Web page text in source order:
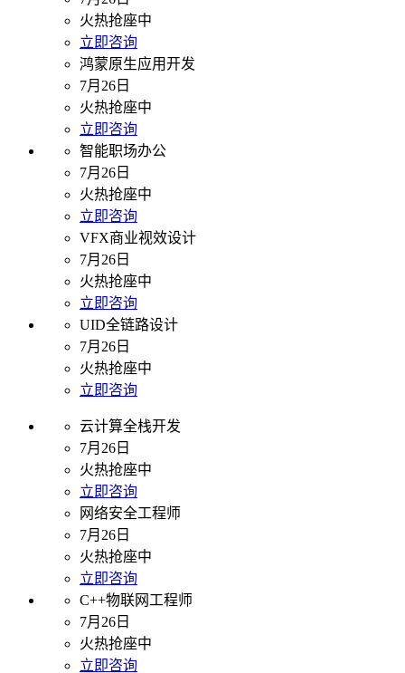
火热抢座中
立即咨询
鸿蒙原生应用开发
7月26日
火热抢座中
立即咨询
智能职场办公
7月26日
火热抢座中
立即咨询
VFX商业视效设计
7月26日
火热抢座中
立即咨询
UID全链路设计
7月26日
火热抢座中
立即咨询
云计算全栈开发
7月26日
火热抢座中
立即咨询
网络安全工程师
7月26日
火热抢座中
立即咨询
C++物联网工程师
7月26日
火热抢座中
立即咨询